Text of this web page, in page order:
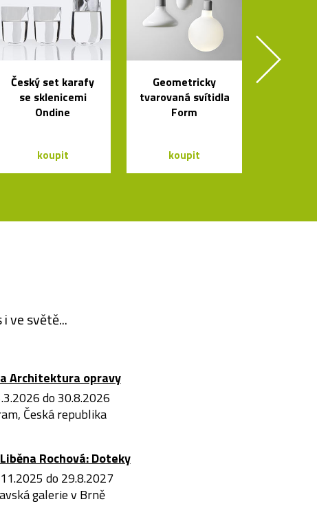
Český set karafy
se sklenicemi
Ondine
koupit
Geometricky
tvarovaná svítidla
Form
koupit
ve světě...
Architektura opravy
do 30.8.2026
Česká republika
Rochová: Doteky
do 29.8.2027
galerie v Brně